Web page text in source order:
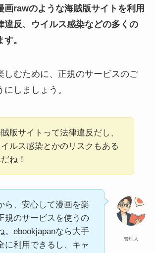
画rawのような海賊版サイトを利用
違反、ウイルス感染などの多くの
。
しむために、正規のサービスのご
しましょう。
版サイトって法律違反だし、
イルス感染とかのリスクもある
ね！
管理人
ら、安心して漫画を楽
規のサービスを使うの
。ebookjapanなら大手
に利用できるし、キャ